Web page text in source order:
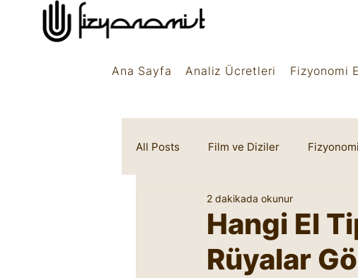
Ana Sayfa Analiz Ücretleri Fizyonomi
All Posts Film ve Diziler
Rüya Sembolleri Marifetname
Hangi El
Rüyalar
2 dakikada okunur